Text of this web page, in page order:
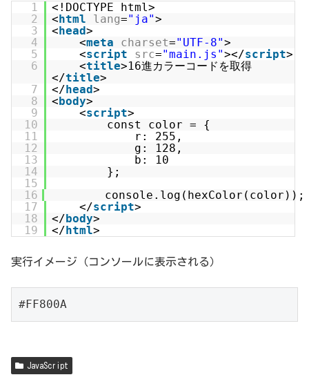
1
<!DOCTYPE html>
2
<html lang="ja">
3
<head>
4
<meta charset="UTF-8">
5
<script src="main.js"></script>
6
<title>16進カラーコードを取得
</title>
7
</head>
8
<body>
9
<script>
10
const color = {
11
r: 255,
12
g: 128,
13
b: 10
14
};
15
16
console.log(hexColor(color));
17
</script>
18
</body>
19
</html>
実行イメージ（コンソールに表示される）
#FF800A
JavaScript